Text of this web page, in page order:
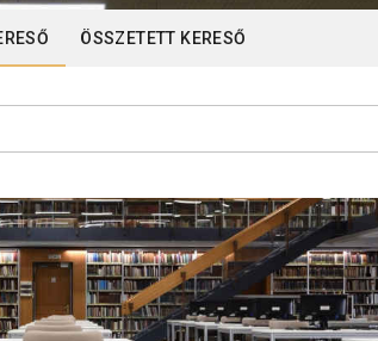
ÖSSZETETT KERESŐ